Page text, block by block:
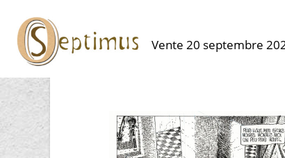
Vente 20 septembre